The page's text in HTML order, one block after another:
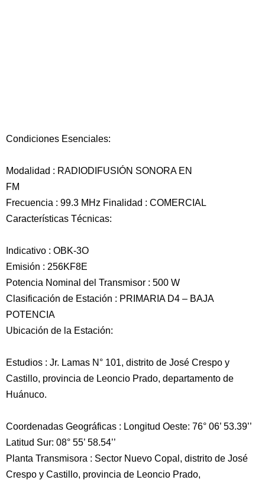
Condiciones Esenciales:
Modalidad : RADIODIFUSIÓN SONORA EN
FM
Frecuencia : 99.3 MHz Finalidad : COMERCIAL
Características Técnicas:
Indicativo : OBK-3O
Emisión : 256KF8E
Potencia Nominal del Transmisor : 500 W
Clasificación de Estación : PRIMARIA D4 – BAJA
POTENCIA
Ubicación de la Estación:
Estudios : Jr. Lamas N° 101, distrito de José Crespo y
Castillo, provincia de Leoncio Prado, departamento de
Huánuco.
Coordenadas Geográficas : Longitud Oeste: 76° 06’ 53.39’’
Latitud Sur: 08° 55’ 58.54’’
Planta Transmisora : Sector Nuevo Copal, distrito de José
Crespo y Castillo, provincia de Leoncio Prado,